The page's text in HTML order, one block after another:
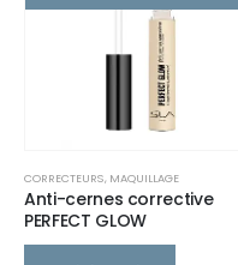
CORRECTEURS, MAQUILLAGE
Anti-cernes corrective
PERFECT GLOW